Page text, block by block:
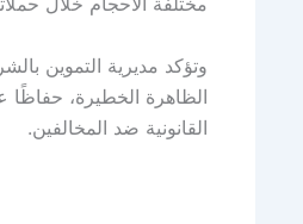
وتؤكد مديرية التموين
الظاهرة الخطيرة، حفاظًا
القانونية ضد المخالفين.